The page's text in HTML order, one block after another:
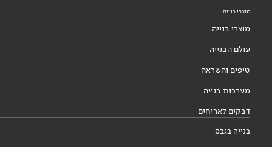
מוצרי בנייה
מוצרי בנייה
עולם הבנייה
טיפים והשראה
מערכות בנייה
דבקים לאריחים
בנייה בגבס